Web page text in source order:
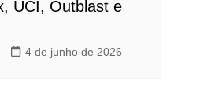
UCI, Outblast e
4 de junho de 2026